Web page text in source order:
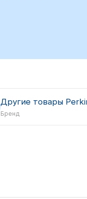
Другие товары
Бренд